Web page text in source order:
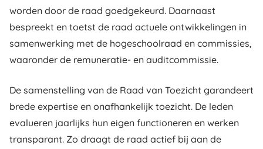
worden door de raad goedgekeurd. Daarnaast
bespreekt en toetst de raad actuele ontwikkelingen in
samenwerking met de hogeschoolraad en commissies,
waaronder de remuneratie- en auditcommissie.
De samenstelling van de Raad van Toezicht garandeert
brede expertise en onafhankelijk toezicht. De leden
evalueren jaarlijks hun eigen functioneren en werken
transparant. Zo draagt de raad actief bij aan de